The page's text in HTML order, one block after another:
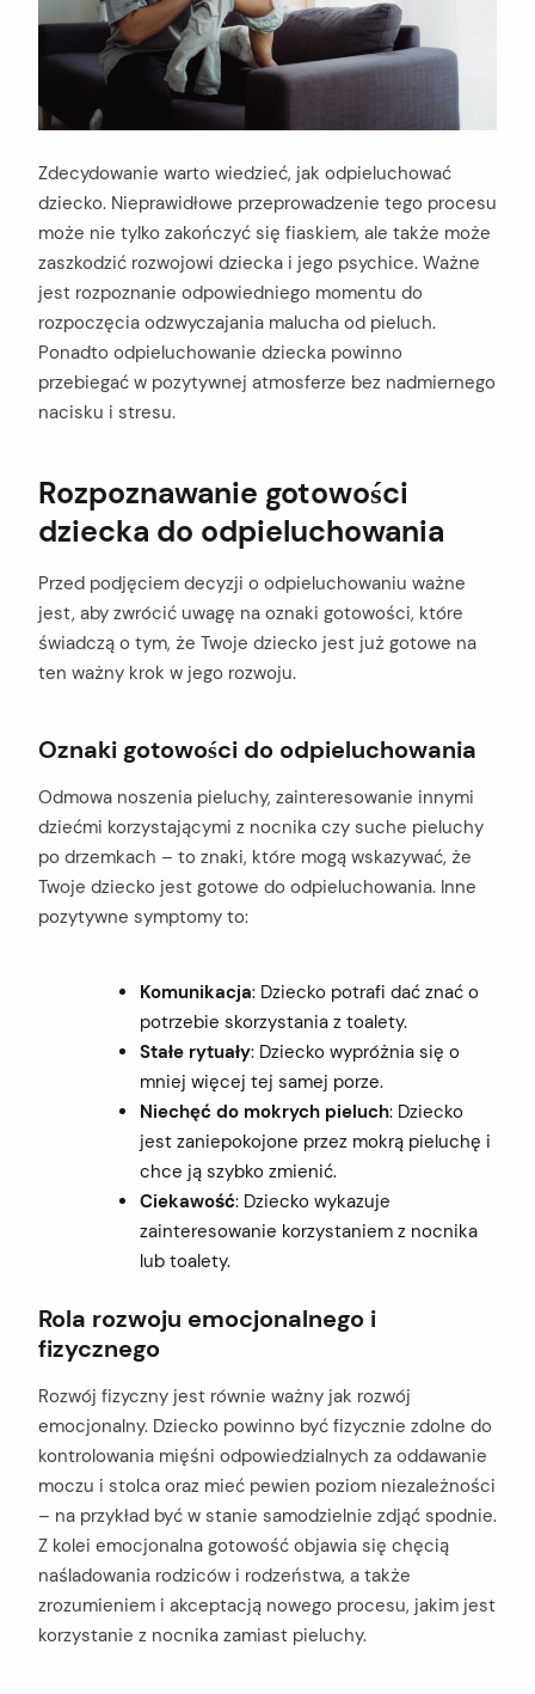
Zdecydowanie warto wiedzieć, jak odpieluchować
dziecko. Nieprawidłowe przeprowadzenie tego procesu
może nie tylko zakończyć się fiaskiem, ale także może
zaszkodzić rozwojowi dziecka i jego psychice. Ważne
jest rozpoznanie odpowiedniego momentu do
rozpoczęcia odzwyczajania malucha od pieluch.
Ponadto odpieluchowanie dziecka powinno
przebiegać w pozytywnej atmosferze bez nadmiernego
nacisku i stresu.
Rozpoznawanie gotowości
dziecka do odpieluchowania
Przed podjęciem decyzji o odpieluchowaniu ważne
jest, aby zwrócić uwagę na oznaki gotowości, które
świadczą o tym, że Twoje dziecko jest już gotowe na
ten ważny krok w jego rozwoju.
Oznaki gotowości do odpieluchowania
Odmowa noszenia pieluchy, zainteresowanie innymi
dziećmi korzystającymi z nocnika czy suche pieluchy
po drzemkach – to znaki, które mogą wskazywać, że
Twoje dziecko jest gotowe do odpieluchowania. Inne
pozytywne symptomy to:
Komunikacja: Dziecko potrafi dać znać o
potrzebie skorzystania z toalety.
Stałe rytuały: Dziecko wypróżnia się o
mniej więcej tej samej porze.
Niechęć do mokrych pieluch: Dziecko
jest zaniepokojone przez mokrą pieluchę i
chce ją szybko zmienić.
Ciekawość: Dziecko wykazuje
zainteresowanie korzystaniem z nocnika
lub toalety.
Rola rozwoju emocjonalnego i
fizycznego
Rozwój fizyczny jest równie ważny jak rozwój
emocjonalny. Dziecko powinno być fizycznie zdolne do
kontrolowania mięśni odpowiedzialnych za oddawanie
moczu i stolca oraz mieć pewien poziom niezależności
– na przykład być w stanie samodzielnie zdjąć spodnie.
Z kolei emocjonalna gotowość objawia się chęcią
naśladowania rodziców i rodzeństwa, a także
zrozumieniem i akceptacją nowego procesu, jakim jest
korzystanie z nocnika zamiast pieluchy.